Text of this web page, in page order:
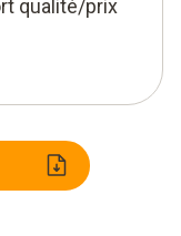
qualité/prix